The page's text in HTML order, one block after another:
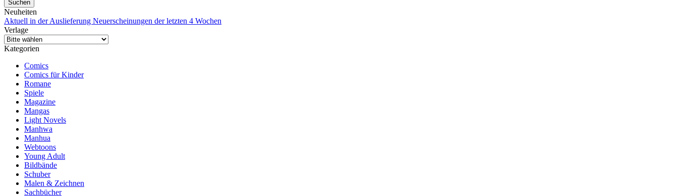
Neuheiten
Aktuell in der Auslieferung Neuerscheinungen der letzten 4 Wochen
Verlage
Kategorien
Comics
Comics für Kinder
Romane
Spiele
Magazine
Mangas
Light Novels
Manhwa
Manhua
Webtoons
Young Adult
Bildbände
Schuber
Malen & Zeichnen
Sachbücher